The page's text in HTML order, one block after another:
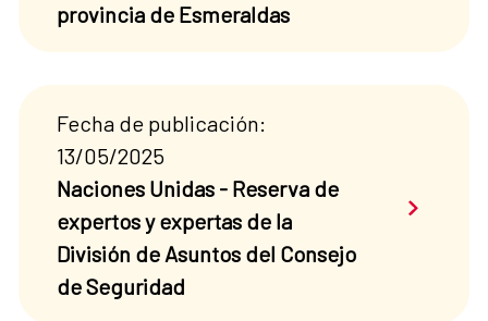
provincia de Esmeraldas
Fecha de publicación:
13/05/2025
Naciones Unidas - Reserva de
expertos y expertas de la
División de Asuntos del Consejo
de Seguridad
Saber